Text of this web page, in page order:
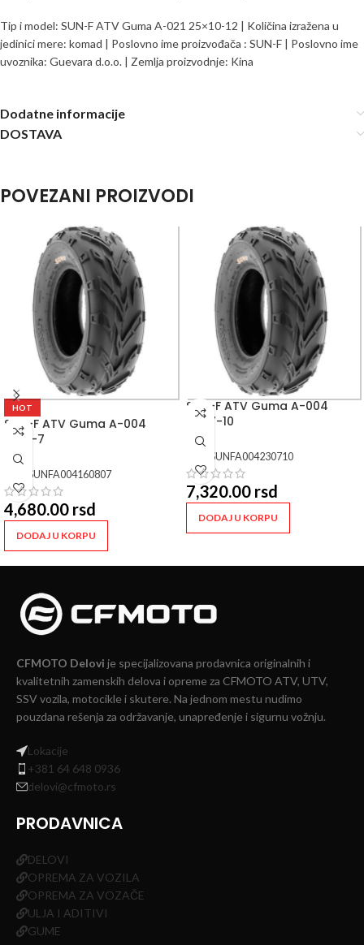
Tip i model: SUN-F ATV Guma A-021 25×10-12 | Količina izražena u
jedinici mere: komad | Poslovno ime proizvođača : SUN-F | Poslovno ime
uvoznika: Guevara d.o.o. | Zemlja proizvodnje: Kina
Dodatne informacije
DOSTAVA
POVEZANI PROIZVODI
HOT
SUN-F ATV Guma A-004
16×8-7
SUNFA004160807
4,680.00 rsd
DODAJ U KORPU
SUN-F ATV Guma A-004
23×7-10
SUNFA004230710
7,320.00 rsd
DODAJ U KORPU
CFMOTO Delovi je specijalizovana prodavnica originalnih i
kvalitetnih zamenskih delova i opreme za CFMOTO ATV, UTV,
SSV vozila, motocikle i skutere. Na jednom mestu nudimo
pouzdana rešenja za održavanje, unapređenje i sigurnu vožnju.
Lokacije
+381 64 648 0936
delovi@cfmoto.rs
PRODAVNICA
DELOVI
OPREMA ZA VOZILA
OPREMA ZA VOZAČE
ULJA I ADITIVI
GUME